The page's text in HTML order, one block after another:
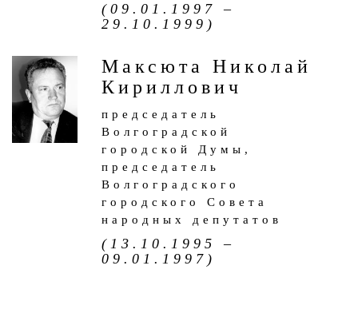
(09.01.1997 –
29.10.1999)
Максюта Николай
Кириллович
председатель
Волгоградской
городской Думы,
председатель
Волгоградского
городского Совета
народных депутатов
(13.10.1995 –
09.01.1997)